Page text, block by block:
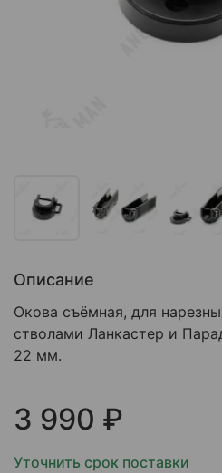
Описание
Окова съёмная, для
стволами Ланкастер и
22 мм.
3 990 ₽
Уточнить срок поставки